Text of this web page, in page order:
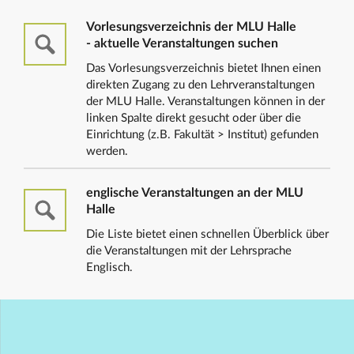
Vorlesungsverzeichnis der MLU Halle
- aktuelle Veranstaltungen suchen
Das Vorlesungsverzeichnis bietet Ihnen einen
direkten Zugang zu den Lehrveranstaltungen
der MLU Halle. Veranstaltungen können in der
linken Spalte direkt gesucht oder über die
Einrichtung (z.B. Fakultät > Institut) gefunden
werden.
englische Veranstaltungen an der MLU
Halle
Die Liste bietet einen schnellen Überblick über
die Veranstaltungen mit der Lehrsprache
Englisch.